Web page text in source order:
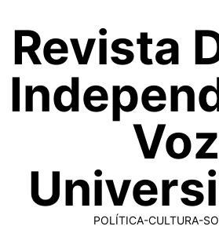
contenido
Revista
Voz
POLÍTICA-CULTURA-